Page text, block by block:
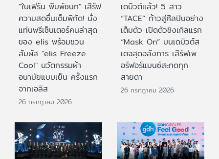
"ใบเฟิร์น พิมพ์ชนก" เสิร์ฟ
ความสดชื่นเต็มพิกัด! นั่ง
แท่นพรีเซ็นเตอร์คนล่าสุด
ของ elis พร้อมชวน
สัมผัส "elis Freeze
Cool" นวัตกรรมผ้า
อนามัยแบบเย็น ครั้งแรก
จากเอลิส
26 กรกฎาคม 2026
เดบิวต์แล้ว! 5 สาว
“TACE” ก้าวสู่ศิลปินอย่าง
เต็มตัว เปิดตัวซิงเกิลแรก
“Mask On” บนเดบิวต์ส
เตจสุดอลังการ เสิร์ฟเพ
อร์ฟอร์แมนซ์สะกดทุก
สายตา
26 กรกฎาคม 2026